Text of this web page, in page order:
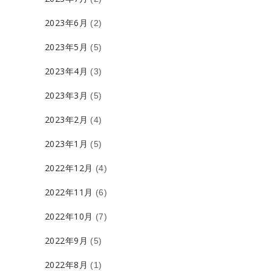
2023年6月 (2)
2023年5月 (5)
2023年4月 (3)
2023年3月 (5)
2023年2月 (4)
2023年1月 (5)
2022年12月 (4)
2022年11月 (6)
2022年10月 (7)
2022年9月 (5)
2022年8月 (1)